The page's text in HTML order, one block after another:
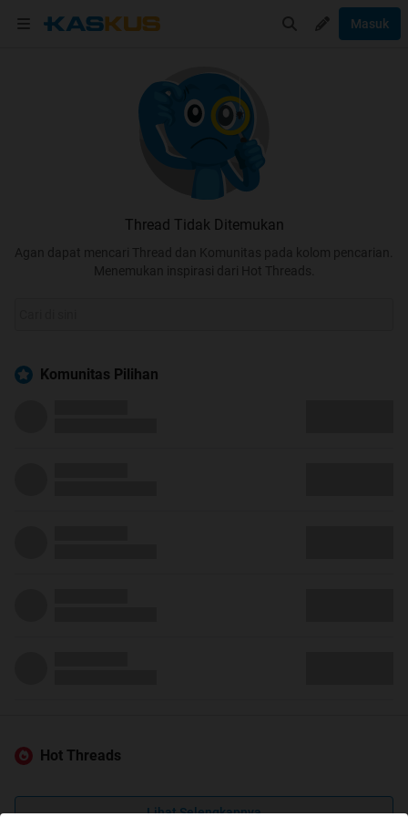
Masuk
Thread Tidak Ditemukan
Agan dapat mencari Thread dan Komunitas pada kolom pencarian.
Menemukan inspirasi dari Hot Threads.
Komunitas Pilihan
Hot Threads
Lihat Selengkapnya